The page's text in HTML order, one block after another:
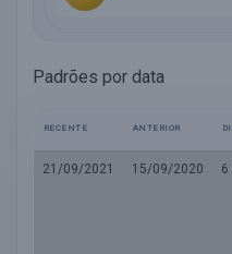
Padrões por data
RECENTE ANTERIOR
21/09/2021 15/09/2020
6